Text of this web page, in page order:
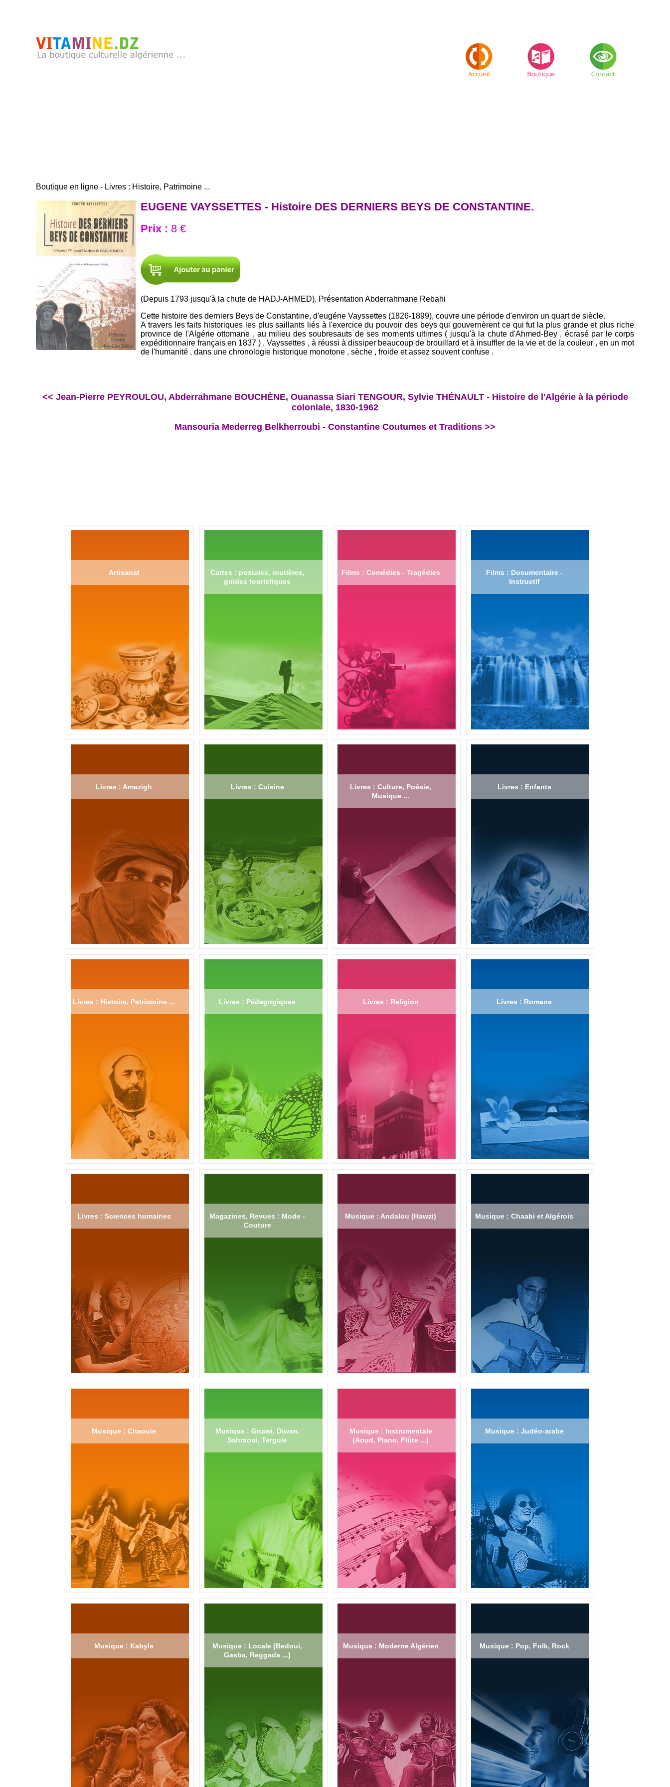
Boutique en ligne - Livres : Histoire, Patrimoine ...
EUGENE VAYSSETTES - Histoire DES DERNIERS BEYS DE CONSTANTINE.
Prix : 8 €
(Depuis 1793 jusqu'à la chute de HADJ-AHMED). Présentation Abderrahmane Rebahi
Cette histoire des derniers Beys de Constantine, d'eugéne Vayssettes (1826-1899), couvre une période d'environ un quart de siècle.
A travers les faits historiques les plus saillants liés à l'exercice du pouvoir des beys qui gouvernèrent ce qui fut la plus grande et plus riche
province de l'Algérie ottomane , au milieu des soubresauts de ses moments ultimes ( jusqu'à la chute d'Ahmed-Bey , écrasé par le corps
expéditionnaire français en 1837 ) , Vayssettes , à réussi à dissiper beaucoup de brouillard et à insuffler de la vie et de la couleur , en un mot
de l'humanité , dans une chronologie historique monotone , sèche , froide et assez souvent confuse .
<< Jean-Pierre PEYROULOU, Abderrahmane BOUCHÈNE, Ouanassa Siari TENGOUR, Sylvie THÉNAULT - Histoire de l'Algérie à la période
coloniale, 1830-1962
Mansouria Mederreg Belkherroubi - Constantine Coutumes et Traditions >>
Artisanat
Cartes : postales, routières,
guides touristiques
Films : Comédies - Tragédies
Films : Documentaire -
Instructif
Livres : Amazigh Livres : Cuisine
Livres : Culture, Poésie,
Musique ...
Livres : Enfants
Livres : Histoire, Patrimoine ... Livres : Pédagogiques Livres : Religion Livres : Romans
Livres : Sciences humaines
Magazines, Revues : Mode -
Couture
Musique : Andalou (Hawzi) Musique : Chaabi et Algérois
Musique : Chaouie
Musique : Gnawi, Diwan,
Sahraoui, Terguie
Musique : Instrumentale
(Aoud, Piano, Flûte ...)
Musique : Judéo-arabe
Musique : Kabyle
Musique : Locale (Bedoui,
Gasba, Reggada ...)
Musique : Moderne Algérien Musique : Pop, Folk, Rock